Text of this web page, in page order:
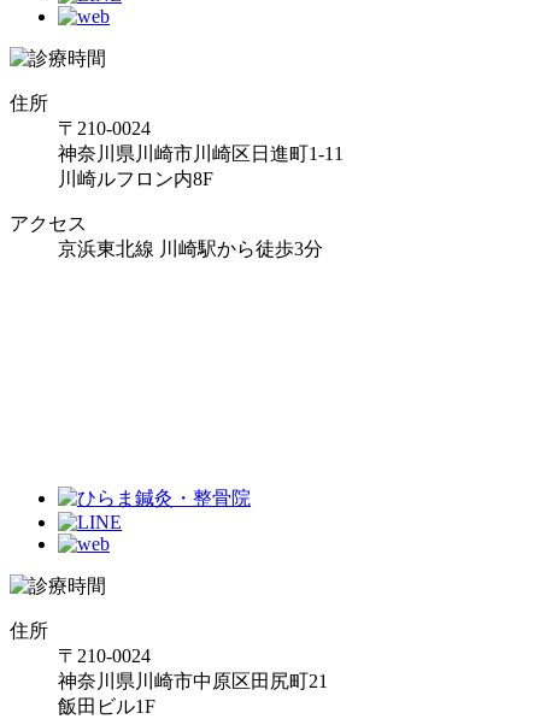
住所
〒210-0024
神奈川県川崎市川崎区日進町1-11
川崎ルフロン内8F
アクセス
京浜東北線 川崎駅から徒歩3分
住所
〒210-0024
神奈川県川崎市中原区田尻町21
飯田ビル1F